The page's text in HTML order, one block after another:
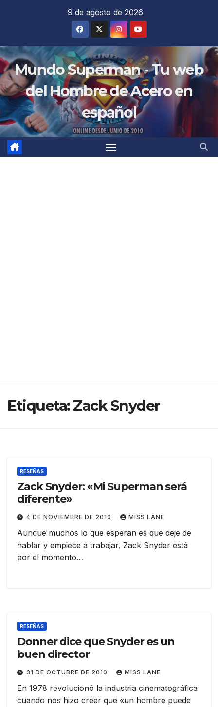
9 de agosto de 2026
Mundo Superman - Tu web
del Hombre de Acero en
español
Etiqueta:Zack Snyder
RESEÑAS
Zack Snyder: «Mi Superman será
diferente»
4 DE NOVIEMBRE DE 2010 MISS LANE
Aunque muchos lo que esperan es que deje de
hablar y empiece a trabajar, Zack Snyder está
por el momento…
RESEÑAS
Donner dice que Snyder es un
buen director
31 DE OCTUBRE DE 2010 MISS LANE
En 1978 revolucionó la industria cinematográfica
cuando nos hizo creer que «un hombre puede